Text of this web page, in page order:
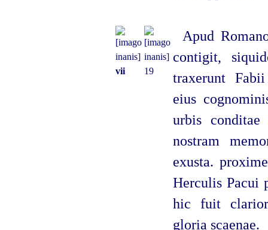
vii 19
Apud
contigit,
traxerunt
eius
urbis
nostram
exusta.
Herculis Pacui
hic fuit
gloria scaenae.